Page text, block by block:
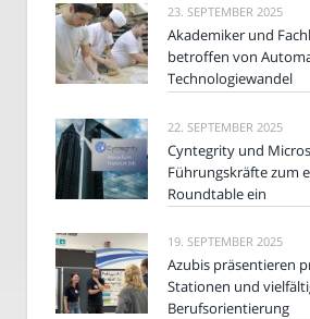
23. SEPTEMBER 2025
Akademiker und
betroffen von
Technologiewandel
22. SEPTEMBER 2025
Cyntegrity und
Führungskräfte zum
Roundtable ein
19. SEPTEMBER 2025
Azubis präsentieren
Stationen und
Berufsorientierung